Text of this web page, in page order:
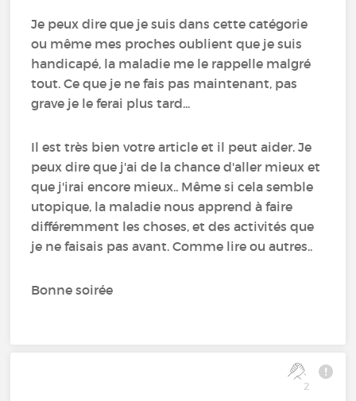
Je peux dire que je suis dans cette catégorie
ou même mes proches oublient que je suis
handicapé, la maladie me le rappelle malgré
tout. Ce que je ne fais pas maintenant, pas
grave je le ferai plus tard...
Il est très bien votre article et il peut aider. Je
peux dire que j'ai de la chance d'aller mieux et
que j'irai encore mieux.. Même si cela semble
utopique, la maladie nous apprend à faire
différemment les choses, et des activités que
je ne faisais pas avant. Comme lire ou autres..
Bonne soirée
2